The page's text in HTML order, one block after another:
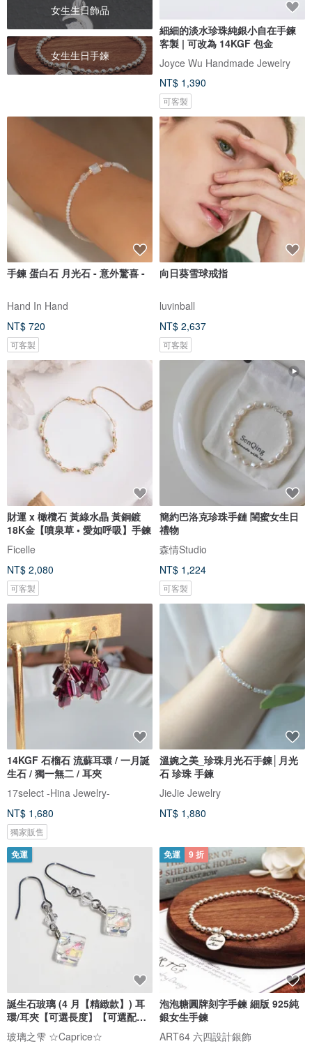
女生生日飾品
女生生日手鍊
細細的淡水珍珠純銀小自在手鍊
客製 | 可改為 14KGF 包金
Joyce Wu Handmade Jewelry
NT$ 1,390
可客製
手鍊 蛋白石 月光石 - 意外驚喜 -
Hand In Hand
NT$ 720
可客製
向日葵雪球戒指
luvinball
NT$ 2,637
可客製
財運 x 橄欖石 黃綠水晶 黃銅鍍
18K金【噴泉草 • 愛如呼吸】手鍊
Ficelle
NT$ 2,080
可客製
簡約巴洛克珍珠手鏈 閨蜜女生日
禮物
森情Studio
NT$ 1,224
可客製
14KGF 石榴石 流蘇耳環 / 一月誕
生石 / 獨一無二 / 耳夾
17select -Hina Jewelry-
NT$ 1,680
獨家販售
溫婉之美_珍珠月光石手鍊│月光
石 珍珠 手鍊
JieJie Jewelry
NT$ 1,880
免運
誕生石玻璃 (4 月【精緻款】) 耳
環/耳夾【可選長度】【可選配
件】【預約製作】
玻璃之雫 ☆Caprice☆
免運 9 折
泡泡糖圓牌刻字手鍊 細版 925純
銀女生手鍊
ART64 六四設計銀飾